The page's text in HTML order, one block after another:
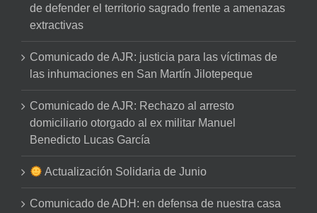
de defender el territorio sagrado frente a amenazas
extractivas
Comunicado de AJR: justicia para las víctimas de
las inhumaciones en San Martín Jilotepeque
Comunicado de AJR: Rechazo al arresto
domiciliario otorgado al ex militar Manuel
Benedicto Lucas García
Actualización Solidaria de Junio
Comunicado de ADH: en defensa de nuestra casa